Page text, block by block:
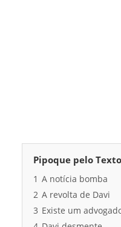
Pipoque pelo Texto
1 A notícia bomba
2 A revolta de Davi
3 Existe um